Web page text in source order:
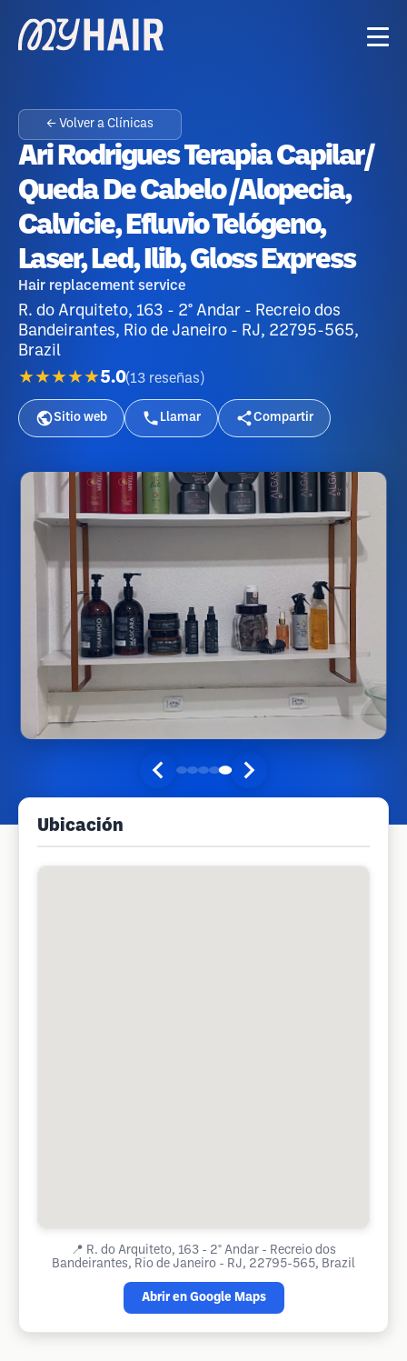
← Volver a Clínicas
Ari Rodrigues Terapia Capilar/
Queda De Cabelo /Alopecia,
Calvicie, Efluvio Telógeno,
Laser, Led, Ilib, Gloss Express
Hair replacement service
R. do Arquiteto, 163 - 2° Andar - Recreio dos
Bandeirantes, Rio de Janeiro - RJ, 22795-565,
Brazil
★★★★★5.0(13 reseñas )
Sitio web Llamar Compartir
Ubicación
📍 R. do Arquiteto, 163 - 2° Andar - Recreio dos
Bandeirantes, Rio de Janeiro - RJ, 22795-565, Brazil
Abrir en Google Maps